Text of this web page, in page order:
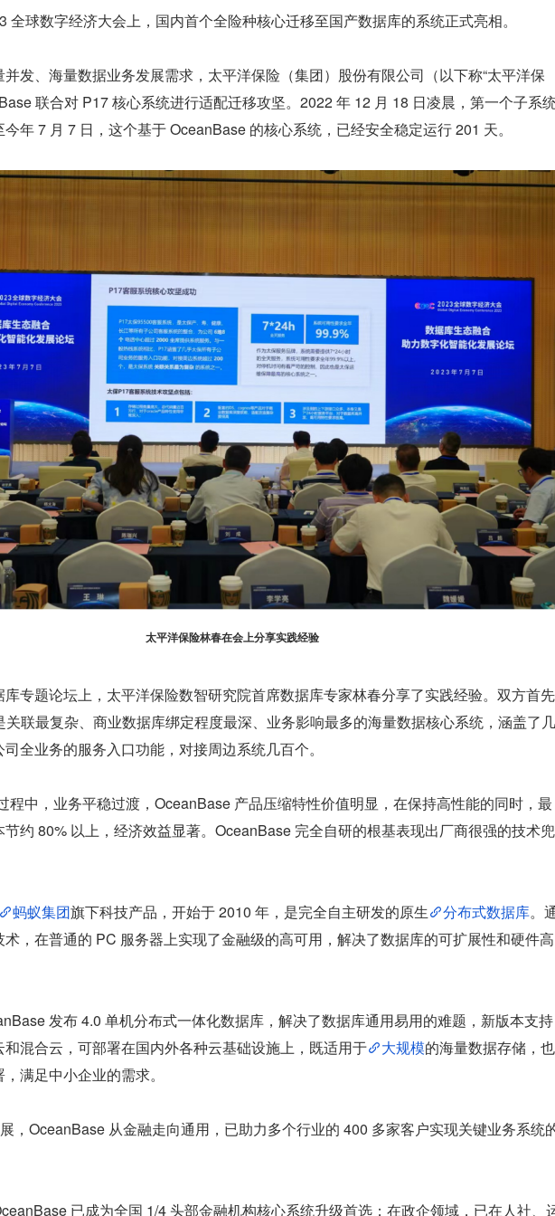
全球数字经济大会上，国内首个全险种核心迁移至国产数据库的系统正式亮相。
发、海量数据业务发展需求，太平洋保险（集团）股份有限公司（以下称“太平洋保
联合对 P17 核心系统进行适配迁移攻坚。2022 年 12 月 18 日凌晨，第一个子系
年 7 月 7 日，这个基于 OceanBase 的核心系统，已经安全稳定运行 201 天。
太平洋保险林春在会上分享实践经验
库专题论坛上，太平洋保险数智研究院首席数据库专家林春分享了实践经验。双方首先
关联最复杂、商业数据库绑定程度最深、业务影响最多的海量数据核心系统，涵盖了几
全业务的服务入口功能，对接周边系统几百个。
程中，业务平稳过渡，OceanBase 产品压缩特性价值明显，在保持高性能的同时，最
约 80% 以上，经济效益显著。OceanBase 完全自研的根基表现出厂商很强的技术兜
蚂蚁集团旗下科技产品，开始于 2010 年，是完全自主研发的原生 分布式数据库。
，在普通的 PC 服务器上实现了金融级的高可用，解决了数据库的可扩展性和硬件高
发布 4.0 单机分布式一体化数据库，解决了数据库通用易用的难题，新版本支持
混合云，可部署在国内外各种云基础设施上，既适用于
大规模的海量数据存储，也
满足中小企业的需求。
，OceanBase 从金融走向通用，已助力多个行业的 400 多家客户实现关键业务系统
已成为全国 1/4 头部金融机构核心系统升级首选；在政企领域，已在人社、